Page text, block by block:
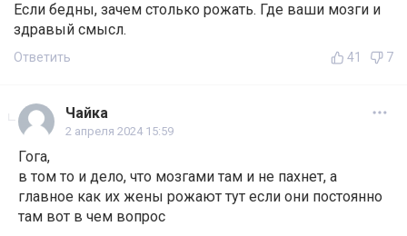
Если бедны, зачем столько рожать. Где ваши мозги и
здравый смысл.
Ответить 41 7
Чайка
2 апреля 2024 15:59
Гога,
в том то и дело, что мозгами там и не пахнет, а
главное как их жены рожают тут если они постоянно
там вот в чем вопрос